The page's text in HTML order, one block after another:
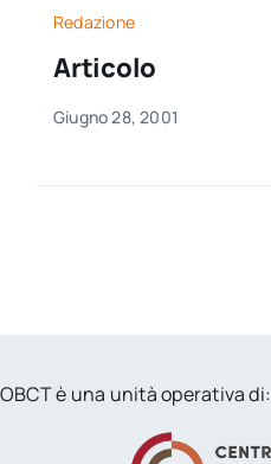
Redazione
Articolo
Giugno 28, 2001
OBCT è una unità operativa di: